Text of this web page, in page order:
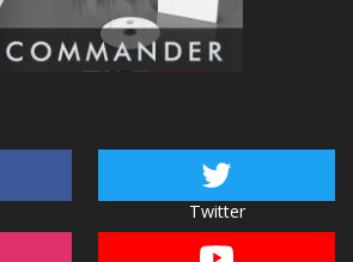
Twitter